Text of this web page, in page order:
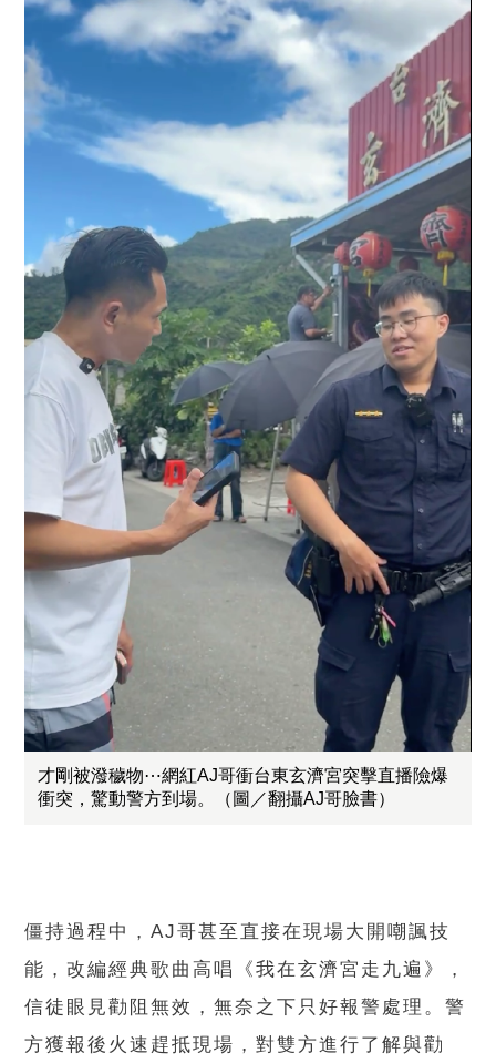
才剛被潑穢物⋯網紅AJ哥衝台東玄濟宮突擊直播險爆
衝突，驚動警方到場。（圖／翻攝AJ哥臉書）
僵持過程中，AJ哥甚至直接在現場大開嘲諷技
能，改編經典歌曲高唱《我在玄濟宮走九遍》，
信徒眼見勸阻無效，無奈之下只好報警處理。警
方獲報後火速趕抵現場，對雙方進行了解與勸